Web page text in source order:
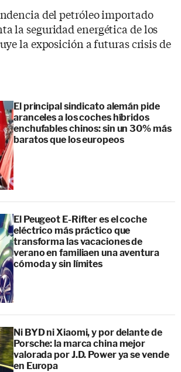
del petróleo importado
la seguridad energética de los
la exposición a futuras crisis de
El principal sindicato alemán pide
aranceles a los coches híbridos
enchufables chinos: sin un 30% más
baratos que los europeos
El Peugeot E-Rifter es el coche
eléctrico más práctico que
transforma las vacaciones de
verano en familiaen una aventura
cómoda y sin límites
Ni BYD ni Xiaomi, y por delante de
Porsche: la marca china mejor
valorada por J.D. Power ya se vende
en Europa